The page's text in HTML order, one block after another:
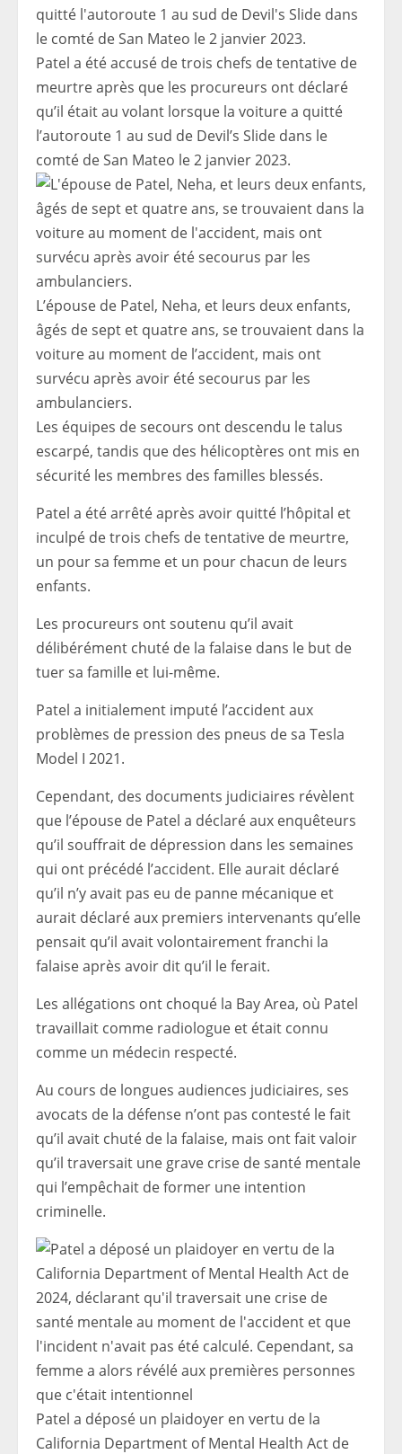
Patel a été accusé de trois chefs de tentative de
meurtre après que les procureurs ont déclaré
qu’il était au volant lorsque la voiture a quitté
l’autoroute 1 au sud de Devil’s Slide dans le
comté de San Mateo le 2 janvier 2023.
L’épouse de Patel, Neha, et leurs deux enfants,
âgés de sept et quatre ans, se trouvaient dans la
voiture au moment de l’accident, mais ont
survécu après avoir été secourus par les
ambulanciers.
Les équipes de secours ont descendu le talus
escarpé, tandis que des hélicoptères ont mis en
sécurité les membres des familles blessés.
Patel a été arrêté après avoir quitté l’hôpital et
inculpé de trois chefs de tentative de meurtre,
un pour sa femme et un pour chacun de leurs
enfants.
Les procureurs ont soutenu qu’il avait
délibérément chuté de la falaise dans le but de
tuer sa famille et lui-même.
Patel a initialement imputé l’accident aux
problèmes de pression des pneus de sa Tesla
Model I 2021.
Cependant, des documents judiciaires révèlent
que l’épouse de Patel a déclaré aux enquêteurs
qu’il souffrait de dépression dans les semaines
qui ont précédé l’accident. Elle aurait déclaré
qu’il n’y avait pas eu de panne mécanique et
aurait déclaré aux premiers intervenants qu’elle
pensait qu’il avait volontairement franchi la
falaise après avoir dit qu’il le ferait.
Les allégations ont choqué la Bay Area, où Patel
travaillait comme radiologue et était connu
comme un médecin respecté.
Au cours de longues audiences judiciaires, ses
avocats de la défense n’ont pas contesté le fait
qu’il avait chuté de la falaise, mais ont fait valoir
qu’il traversait une grave crise de santé mentale
qui l’empêchait de former une intention
criminelle.
Patel a déposé un plaidoyer en vertu de la
California Department of Mental Health Act de